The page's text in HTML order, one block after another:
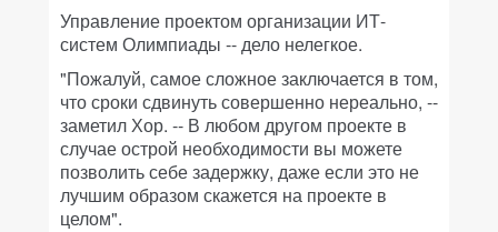
Управление проектом организации ИТ-
систем Олимпиады -- дело нелегкое.
"Пожалуй, самое сложное заключается в том,
что сроки сдвинуть совершенно нереально, --
заметил Хор. -- В любом другом проекте в
случае острой необходимости вы можете
позволить себе задержку, даже если это не
лучшим образом скажется на проекте в
целом".